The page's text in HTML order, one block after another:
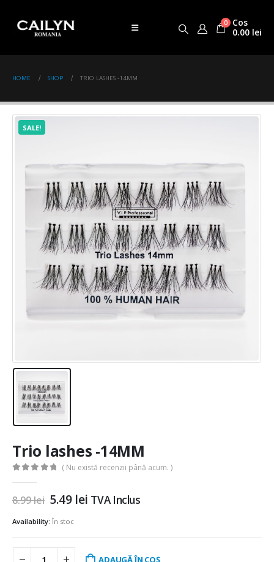
0
Cos
0.00 lei
HOME SHOP TRIO LASHES -14MM
SALE!
Trio lashes -14MM
( Nu există recenzii până acum. )
8.99lei Prețul
a
fost:
8.99 lei.
5.49 leiPrețul
5.49 lei.
TVA Inclus
Availability: În stoc
ADAUGĂ ÎN COȘ